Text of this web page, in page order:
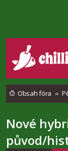
Obsah fóra
Nové
původ/